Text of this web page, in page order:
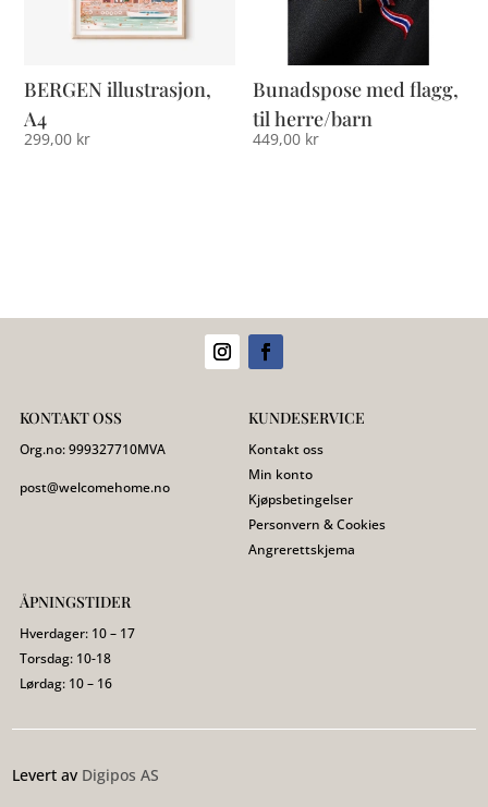
BERGEN illustrasjon,
A4
299,00 kr
Bunadspose med flagg,
til herre/barn
449,00 kr
KONTAKT OSS
Org.no:999327710MVA
post@welcomehome.no
KUNDESERVICE
Kontakt oss
Min konto
Kjøpsbetingelser
Personvern & Cookies
Angrerettskjema
ÅPNINGSTIDER
Hverdager: 10 – 17
Torsdag: 10-18
Lørdag: 10 – 16
Levert av Digipos AS